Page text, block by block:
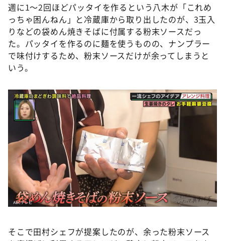
週に1～2回ほどパッタイを作るという八木が「これめ
っちゃ困んねん」と冷蔵庫から取り出したのが、3玉入
りなどの袋めん焼きそばに付属する粉末ソースだっ
た。パッタイを作るのに麺を使うものの、ナンプラー
で味付けするため、粉末ソースだけが余ってしまうと
いう。
そこで田村シェフが提案したのが、余った粉末ソース